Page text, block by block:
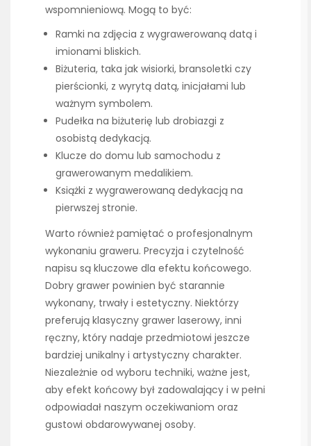
wspomnieniową. Mogą to być:
Ramki na zdjęcia z wygrawerowaną datą i
imionami bliskich.
Biżuteria, taka jak wisiorki, bransoletki czy
pierścionki, z wyrytą datą, inicjałami lub
ważnym symbolem.
Pudełka na biżuterię lub drobiazgi z
osobistą dedykacją.
Klucze do domu lub samochodu z
grawerowanym medalikiem.
Książki z wygrawerowaną dedykacją na
pierwszej stronie.
Warto również pamiętać o profesjonalnym
wykonaniu graweru. Precyzja i czytelność
napisu są kluczowe dla efektu końcowego.
Dobry grawer powinien być starannie
wykonany, trwały i estetyczny. Niektórzy
preferują klasyczny grawer laserowy, inni
ręczny, który nadaje przedmiotowi jeszcze
bardziej unikalny i artystyczny charakter.
Niezależnie od wyboru techniki, ważne jest,
aby efekt końcowy był zadowalający i w pełni
odpowiadał naszym oczekiwaniom oraz
gustowi obdarowywanej osoby.